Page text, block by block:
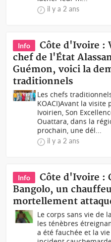
il y a 2 ans
Info
Côte d'Ivoire :
chef de l'État
Guémon, voici la
traditionnels
Les chefs
KOACI)Avant la
Ivoirien, Son
Ouattara, dans la
prochain, une dél...
il y a 2 ans
Info
Côte d'Ivoire :
Bangolo, un
mortellement
Le corps sans vie de
les ténèbres
a été fauchée et la